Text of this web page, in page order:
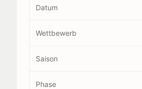
Datum
Wettbewerb
Saison
Phase